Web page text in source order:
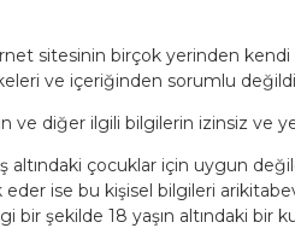
sitesinin birçok yerinden
ve içeriğinden sorumlu
ve diğer ilgili bilgilerin izinsiz ve
altındaki çocuklar için uygun
eder ise bu kişisel bilgileri
şekilde 18 yaşın altındaki bir